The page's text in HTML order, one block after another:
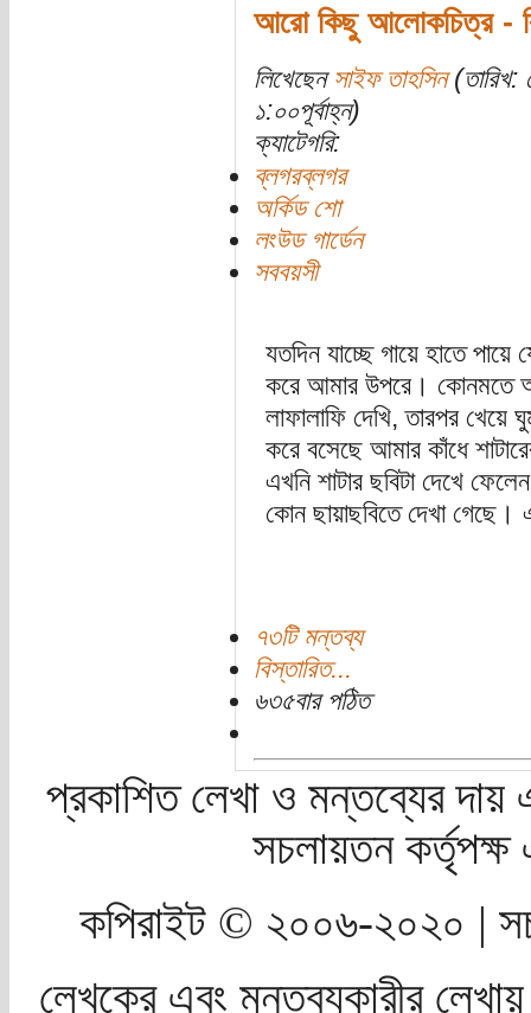
আরো কিছু আলোকচিত্র -
লিখেছেন সাইফ তাহসিন(তারিখ:
১:০০পূর্বাহ্ন)
ক্যাটেগরি:
ব্লগরব্লগর
অর্কিড শো
লংউড গার্ডেন
সববয়সী
যতদিন যাচ্ছে গায়ে হাতে
করে আমার উপরে। কোনমতে
লাফালাফি দেখি, তারপর
করে বসেছে আমার কাঁধে
এখনি শাটার ছবিটা দেখে
কোন ছায়াছবিতে দেখা
৭৩টি মন্তব্য
বিস্তারিত...
৬৩৫বার পঠিত
প্রকাশিত লেখা ও মন্তব্যের দায়
সচলায়তন
কপিরাইট © ২০০৬-২০২০ |
লেখকের এবং মন্তব্যকারীর